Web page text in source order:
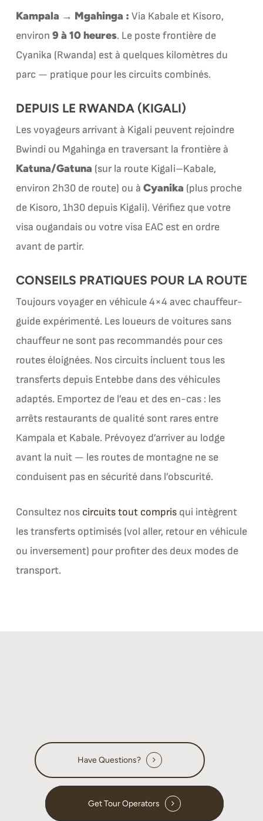
Kampala → Mgahinga : Via Kabale et Kisoro,
environ 9 à 10 heures. Le poste frontière de
Cyanika (Rwanda) est à quelques kilomètres du
parc — pratique pour les circuits combinés.
DEPUIS LE RWANDA (KIGALI)
Les voyageurs arrivant à Kigali peuvent rejoindre
Bwindi ou Mgahinga en traversant la frontière à
Katuna/Gatuna (sur la route Kigali–Kabale,
environ 2h30 de route) ou à Cyanika (plus proche
de Kisoro, 1h30 depuis Kigali). Vérifiez que votre
visa ougandais ou votre visa EAC est en ordre
avant de partir.
CONSEILS PRATIQUES POUR LA ROUTE
Toujours voyager en véhicule 4×4 avec chauffeur-
guide expérimenté. Les loueurs de voitures sans
chauffeur ne sont pas recommandés pour ces
routes éloignées. Nos circuits incluent tous les
transferts depuis Entebbe dans des véhicules
adaptés. Emportez de l’eau et des en-cas : les
arrêts restaurants de qualité sont rares entre
Kampala et Kabale. Prévoyez d’arriver au lodge
avant la nuit — les routes de montagne ne se
conduisent pas en sécurité dans l’obscurité.
Consultez nos circuits tout comprisqui intègrent
les transferts optimisés (vol aller, retour en véhicule
ou inversement) pour profiter des deux modes de
transport.
Have Questions?
Get Tour Operators